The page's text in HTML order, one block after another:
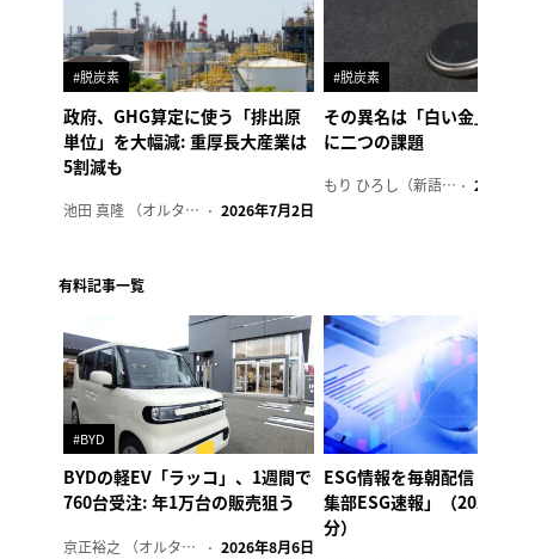
#脱炭素
政府、GHG算定に使う「排出原
単位」を大幅減: 重厚長大産業は
5割減も
池田 真隆 （オルタナ輪番編集長） 2026年7月2日
#脱炭素
その異名は「白い金」、リ
に二つの課題
もり ひろし（新語ウォッチャー） 2023年7
有料記事一覧
#BYD
BYDの軽EV「ラッコ」、1週間で
760台受注: 年1万台の販売狙う
京正裕之 （オルタナ副編集長） 2026年8月6日
ESG情報を毎朝配信「オル
集部ESG速報」（2026年8
分）